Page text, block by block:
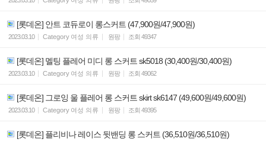
[롯데온] 안트 코듀로이 롱스커트 (47,900원/47,900원)
2023.03.10 Category 여성 의류 원팡 조회 49347
[롯데온] 멜팅 플레어 미디 롱 스커트 sk5018 (30,400원/30,400원)
2023.03.10 Category 여성 의류 원팡 조회 49062
[롯데온] 그로잉 울 플레어 롱 스커트 skirt sk6147 (49,600원/49,600원)
2023.03.10 Category 여성 의류 원팡 조회 49395
[롯데온] 플리비나 레이스 뒷밴딩 롱 스커트 (36,510원/36,510원)